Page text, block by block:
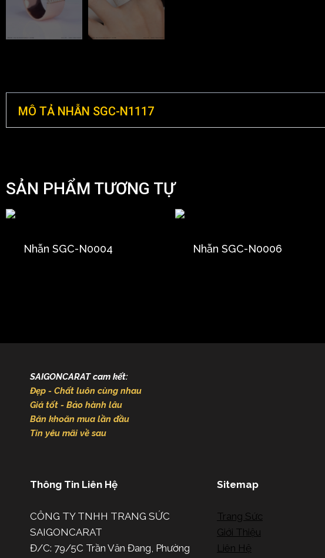
MÔ TẢ NHẪN SGC-N1117
SẢN PHẨM TƯƠNG TỰ
Nhẫn SGC-N0004 Nhẫn SGC-N0006
SAIGONCARAT cam kết:
Đẹp - Chất luôn cùng nhau
Giá tốt - Bảo hành lâu
Băn khoăn mua lần đầu
Tin yêu mãi về sau
Thông Tin Liên Hệ
CÔNG TY TNHH TRANG SỨC
SAIGONCARAT
Đ/C: 79/5C Trần Văn Đang, Phường
Sitemap
Trang Sức
Giới Thiệu
Liên Hệ